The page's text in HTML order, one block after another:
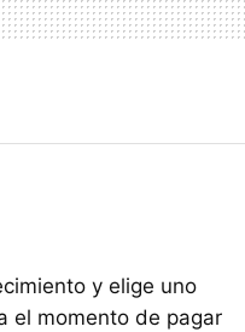
y elige uno
el momento de pagar